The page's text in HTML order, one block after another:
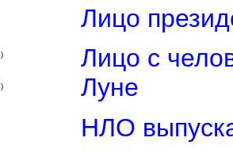
Лицо
Лицо с
Луне
НЛО